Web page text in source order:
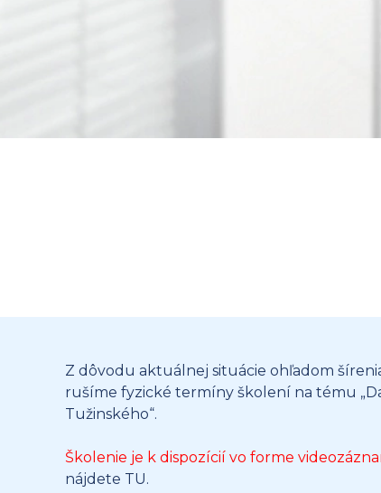
Z dôvodu aktuálnej situácie ohľadom
rušíme fyzické termíny školení na tému
Tužinského“.
Školenie je k dispozícií vo forme
nájdete TU.